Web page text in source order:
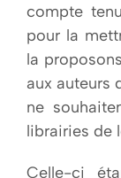
compte
pour la
la
aux auteurs
ne
librairies de
Celle-ci